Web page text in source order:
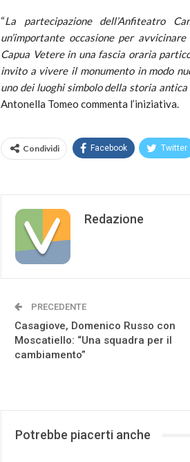
“La partecipazione dell’Anfiteatro
un’importante occasione per
Capua Vetere in una fascia oraria
invito a vivere il monumento in modo
uno dei luoghi simbolo della storia
Antonella Tomeo commenta l’iniziativa.
Condividi Facebook Twitter
Redazione
PRECEDENTE
Casagiove, Domenico Russo con
Moscatiello: “Una squadra per il
cambiamento”
Potrebbe piacerti anche